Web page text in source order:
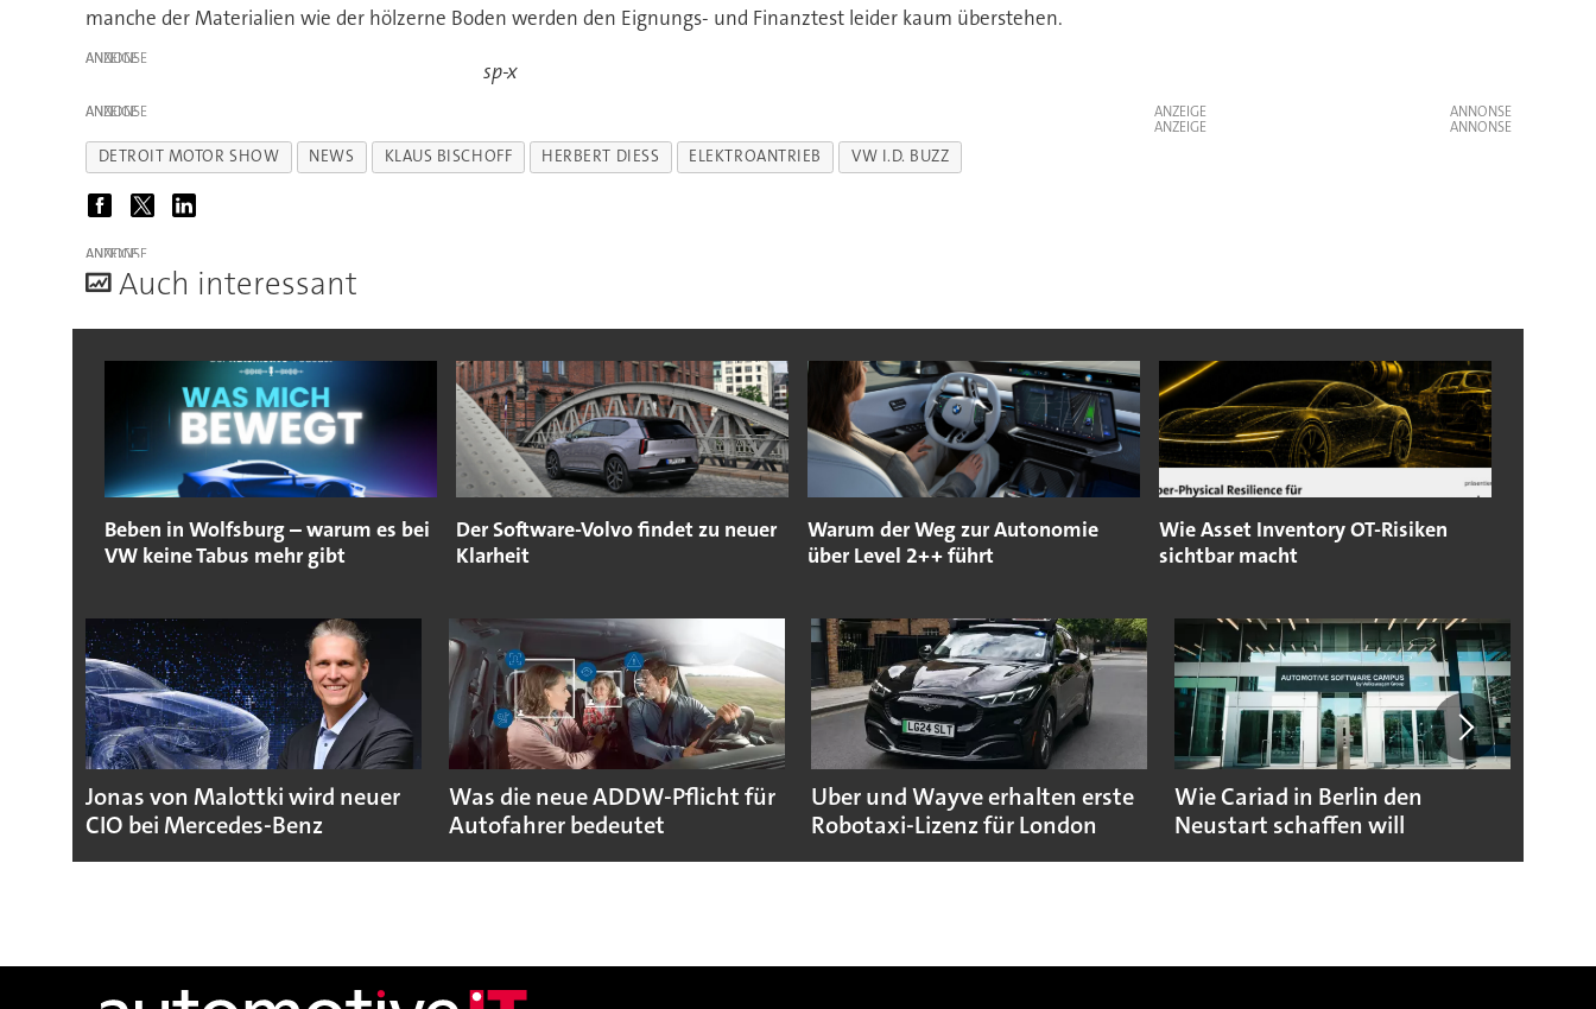
manche der Materialien wie der hölzerne Boden werden den Eignungs- und Finanztest leider kaum überstehen.
ANZEIGE sp-x
ANZEIGE
ANZEIGE
ANZEIGE
DETROIT MOTOR SHOW NEWS KLAUS BISCHOFF HERBERT DIESS ELEKTROANTRIEB VW I.D. BUZZ
ANZEIGE
Auch interessant
Beben in Wolfsburg – warum es bei
VW keine Tabus mehr gibt
Der Software-Volvo findet zu neuer
Klarheit
Warum der Weg zur Autonomie
über Level 2++ führt
Wie Asset Inventory OT-Risiken
sichtbar macht
Jonas von Malottki wird neuer
CIO bei Mercedes-Benz
Was die neue ADDW-Pflicht für
Autofahrer bedeutet
Uber und Wayve erhalten erste
Robotaxi-Lizenz für London
Wie Cariad in Berlin den
Neustart schaffen will